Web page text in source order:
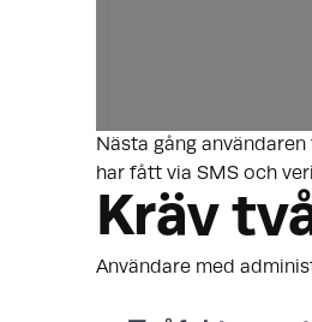
Nästa gång
har fått via SMS och
Kräv
Användare med